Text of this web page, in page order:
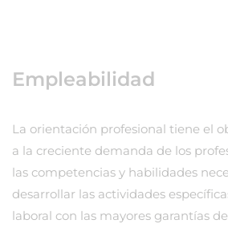
Empleabilidad
La orientación profesional tiene el
a la creciente demanda de los
las competencias y habilidades
desarrollar las actividades
laboral con las mayores garantías